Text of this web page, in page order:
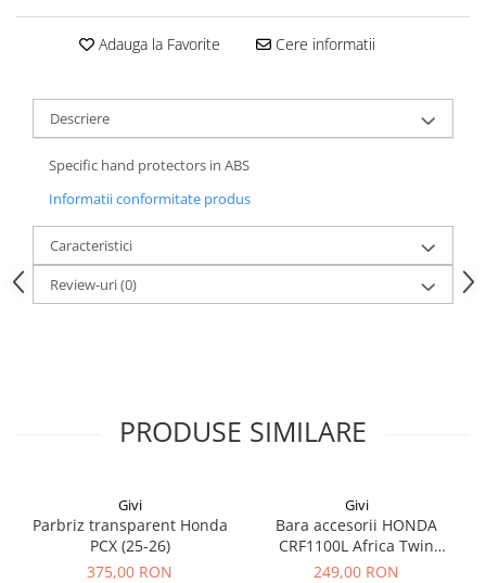
Adauga la Favorite Cere informatii
Descriere
Specific hand protectors in ABS
Informatii conformitate produs
Caracteristici
Review-uri(0)
PRODUSE SIMILARE
Givi
Parbriz transparent Honda
PCX (25-26)
375,00 RON
Givi
Bara accesorii HONDA
CRF1100L Africa Twin
Adventure Sports (20 - 23)
249,00 RON